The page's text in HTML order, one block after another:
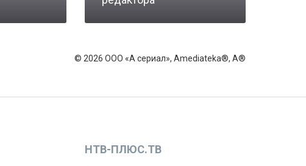
© 2026 ООО «А сериал», Amediateka®, A®
НТВ-ПЛЮС.ТВ